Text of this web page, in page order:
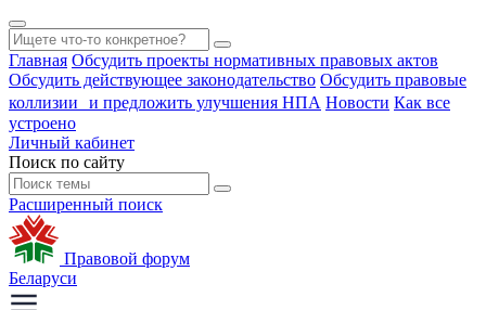
Главная Обсудить проекты нормативных правовых актов
Обсудить действующее законодательство Обсудить правовые
коллизии и предложить улучшения НПА Новости Как все
устроено
Личный кабинет
Поиск по сайту
Расширенный поиск
Правовой форум
Беларуси